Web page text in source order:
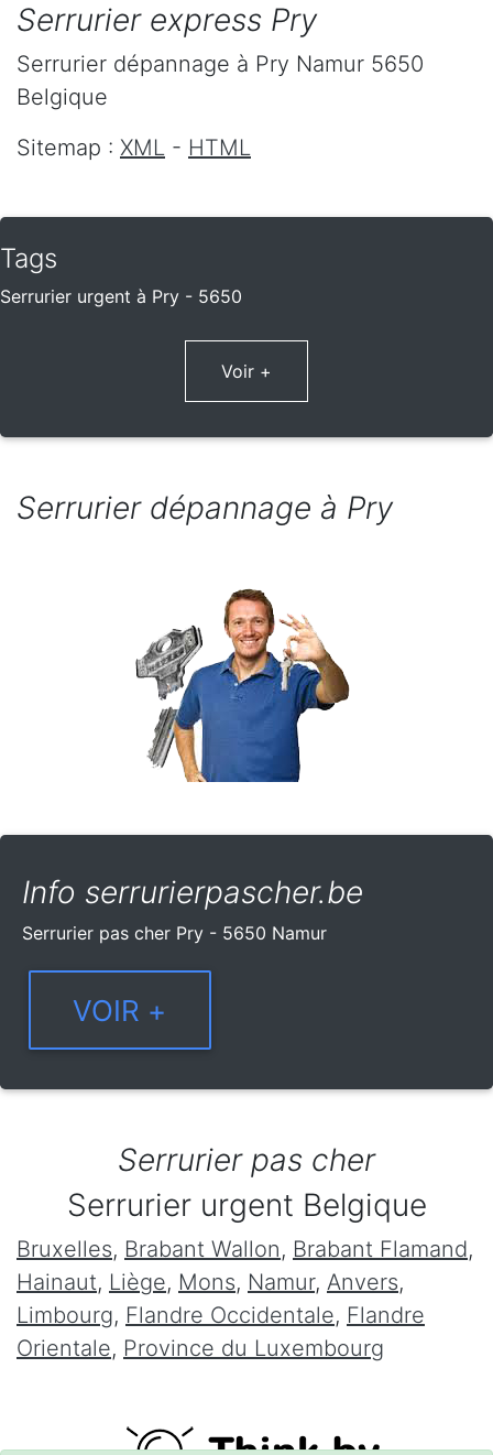
Serrurier express Pry
Serrurier dépannage à Pry Namur 5650
Belgique
Sitemap : XML - HTML
Tags
Serrurier urgent à Pry - 5650
Voir +
Serrurier dépannage à Pry
Info serrurierpascher.be
Serrurier pas cher Pry - 5650 Namur
Serrurier pas cher
Serrurier urgent Belgique
Bruxelles, Brabant Wallon, Brabant Flamand,
Hainaut, Liège, Mons, Namur, Anvers,
Limbourg, Flandre Occidentale, Flandre
Orientale, Province du Luxembourg